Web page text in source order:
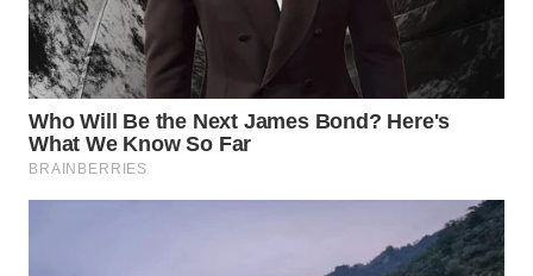
WN
MALUT
WN
DAIRI